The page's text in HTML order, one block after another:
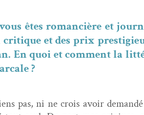
êtes roman­cière et
et des prix
En quoi et com­ment la
?
pas, ni ne crois avoir